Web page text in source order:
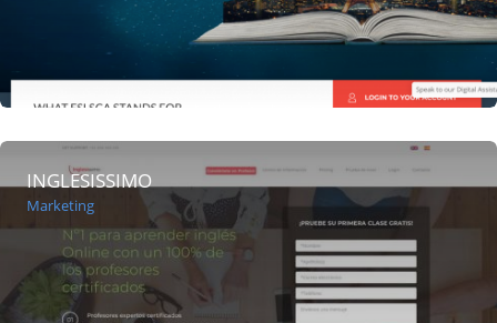
INGLESISSIMO
Marketing